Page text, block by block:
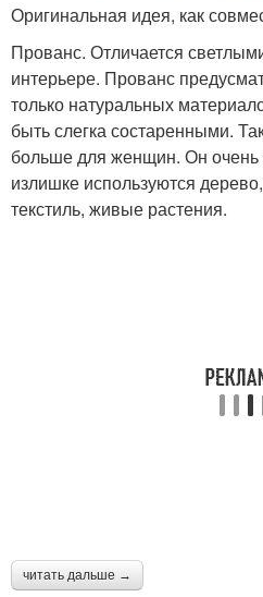
Оригинальная идея, как
Прованс. Отличается
интерьере. Прованс
только натуральных
быть слегка состаренными.
больше для женщин. Он
излишке используются
текстиль, живые растения.
читать дальше →